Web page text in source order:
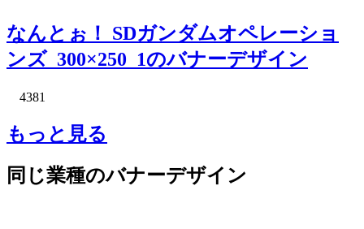
なんとぉ！ SDガンダムオペレーショ
ンズ_300×250_1のバナーデザイン
4381
もっと見る
同じ業種のバナーデザイン